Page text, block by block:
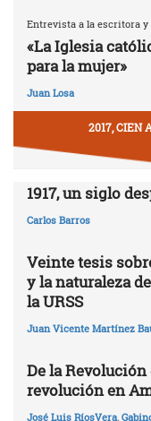
Entrevista a la escritora
«La Iglesia
para la mujer»
Juan Losa
2017, CIEN
1917, un siglo
Carlos Barros
Veinte tesis
y la naturaleza
la URSS
Juan Vicente Martínez
De la
revolución en
José Luis RíosVera,